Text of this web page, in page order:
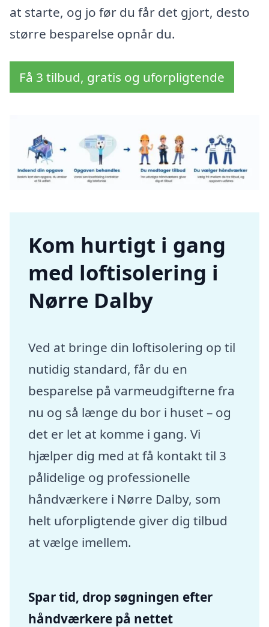
at starte, og jo før du får det gjort, desto
større besparelse opnår du.
Få 3 tilbud, gratis og uforpligtende
Kom hurtigt i gang
med loftisolering i
Nørre Dalby
Ved at bringe din loftisolering op til
nutidig standard, får du en
besparelse på varmeudgifterne fra
nu og så længe du bor i huset – og
det er let at komme i gang. Vi
hjælper dig med at få kontakt til 3
pålidelige og professionelle
håndværkere i Nørre Dalby, som
helt uforpligtende giver dig tilbud
at vælge imellem.
Spar tid, drop søgningen efter
håndværkere på nettet